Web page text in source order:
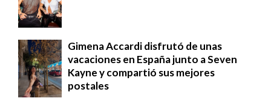
Gimena Accardi disfrutó de unas
vacaciones en España junto a Seven
Kayne y compartió sus mejores
postales